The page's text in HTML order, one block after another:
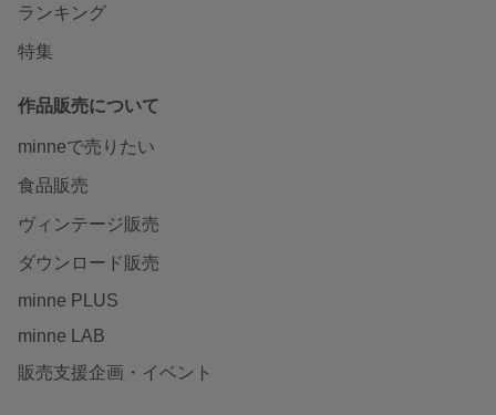
ランキング
特集
作品販売について
minneで売りたい
食品販売
ヴィンテージ販売
ダウンロード販売
minne PLUS
minne LAB
販売支援企画・イベント